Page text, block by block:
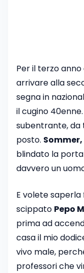
Per il terzo
arrivare alla
segna in
il cugino 40enne.
subentrante, da
posto. Sommer,
blindato la
davvero un
E volete saperla
scippato Pepo
prima ad
casa il mio
vivo male,
professori che